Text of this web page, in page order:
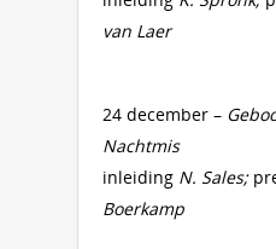
van Laer
24 december –
Nachtmis
inleiding N. Sales;
Boerkamp